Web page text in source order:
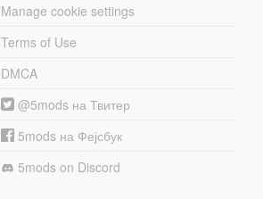
Manage cookie settings
Terms of Use
DMCA
@5mods на Твитер
5mods на Фејсбук
5mods on Discord